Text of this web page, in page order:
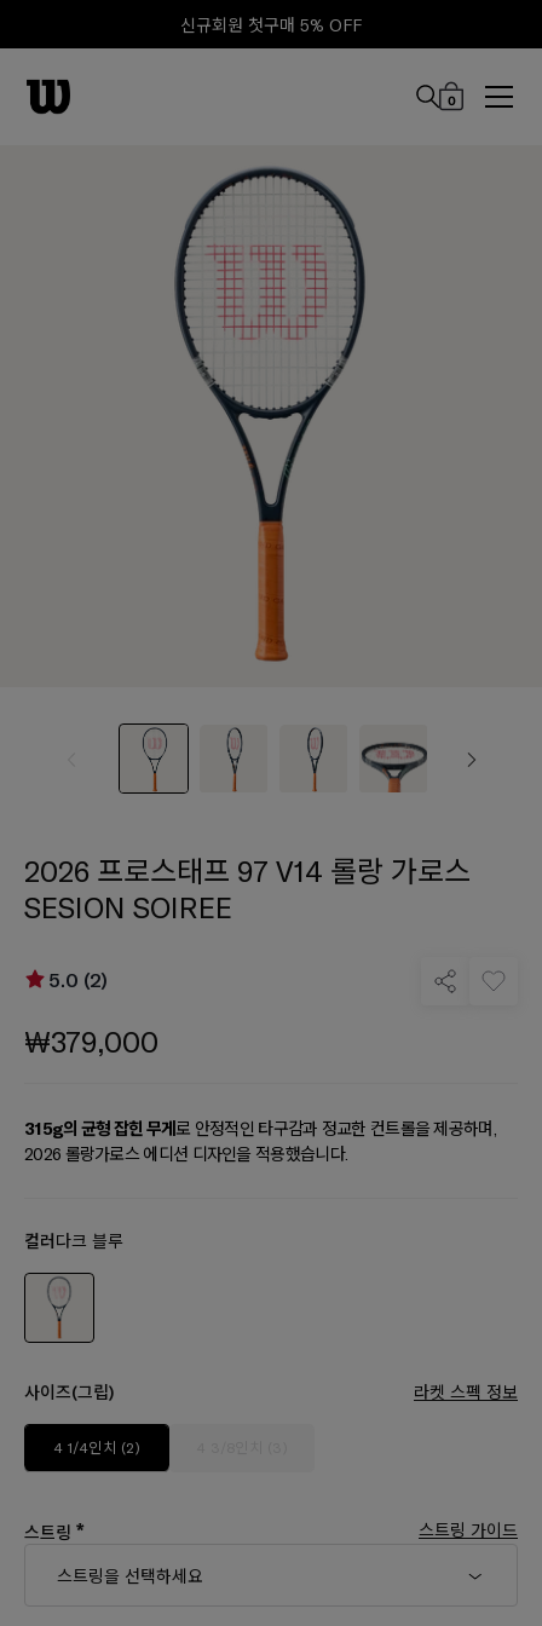
신규회원 첫구매 5% OFF
0
2026 프로스태프 97 V14 롤랑 가로스
SESION SOIREE
5.0 (2)
₩379,000
315g의 균형 잡힌 무게 로 안정적인 타구감과 정교한 컨트롤을 제공하며,
2026 롤랑가로스 에디션 디자인을 적용했습니다.
컬러 다크 블루
사이즈(그립) 라켓 스펙 정보
4 1/4인치 (2)
스트링 * 스트링 가이드
스트링을 선택하세요